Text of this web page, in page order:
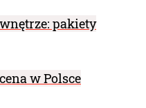
wnętrze: pakiety
w Polsce